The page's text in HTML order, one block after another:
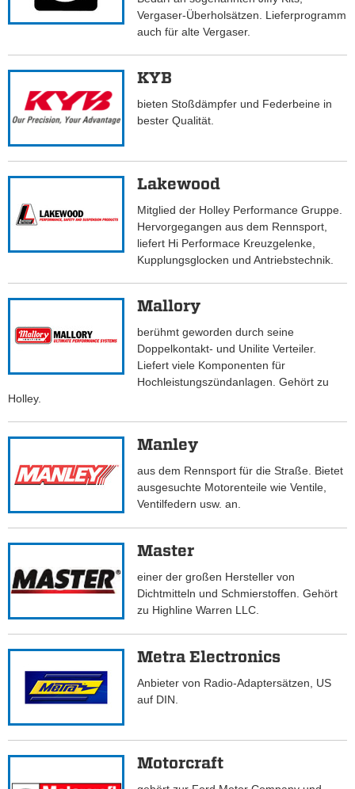
Vergaser-Überholsätzen. Lieferprogramm
auch für alte Vergaser.
KYB
bieten Stoßdämpfer und Federbeine in
bester Qualität.
Lakewood
Mitglied der Holley Performance Gruppe.
Hervorgegangen aus dem Rennsport,
liefert Hi Performace Kreuzgelenke,
Kupplungsglocken und Antriebstechnik.
Mallory
berühmt geworden durch seine
Doppelkontakt- und Unilite Verteiler.
Liefert viele Komponenten für
Hochleistungszündanlagen. Gehört zu
Holley.
Manley
aus dem Rennsport für die Straße. Bietet
ausgesuchte Motorenteile wie Ventile,
Ventilfedern usw. an.
Master
einer der großen Hersteller von
Dichtmitteln und Schmierstoffen. Gehört
zu Highline Warren LLC.
Metra Electronics
Anbieter von Radio-Adaptersätzen, US
auf DIN.
Motorcraft